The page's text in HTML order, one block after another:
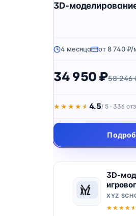
3D-
4 месяца от 8 740 ₽/
34 950 ₽58 246
★★★★★
★★★★★ 4.5/ 5 · 336
3D-
XYZ
★★★★★
★★★★★